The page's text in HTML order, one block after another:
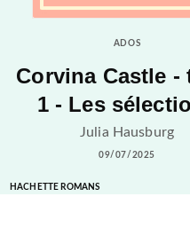
ADOS
Corvina Castle -
1 - Les
Julia Hausburg
09/07/2025
HACHETTE ROMANS